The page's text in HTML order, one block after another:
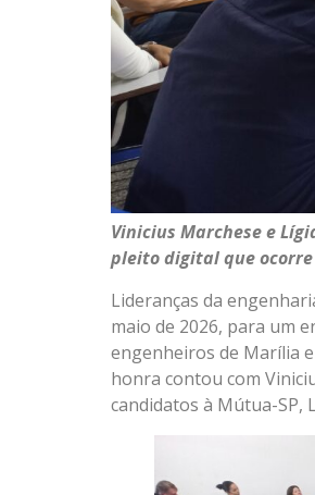
Vinicius Marchese e
pleito digital que
Lideranças da
maio de 2026, para um
engenheiros de Marília
honra contou com
candidatos à Mútua-SP,